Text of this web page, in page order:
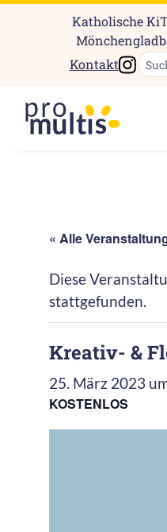
Katholische
Kontakt
« Alle
Diese
stattgefunden.
Kreativ- &
25. März 2023
KOSTENLOS